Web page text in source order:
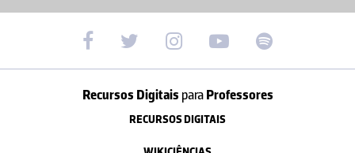
Recursos Digitais paraProfessores
RECURSOS DIGITAIS